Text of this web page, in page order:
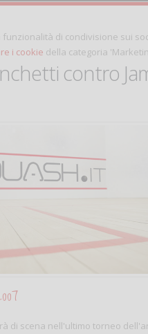
di condivisione sui
i cookie della categoria
contro
di scena nell'ultimo torneo